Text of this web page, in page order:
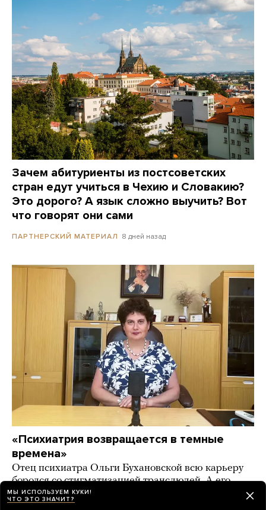
Зачем абитуриенты из постсоветских
стран едут учиться в Чехию и Словакию?
Это дорого? А язык сложно выучить? Вот
что говорят они сами
ПАРТНЕРСКИЙ МАТЕРИАЛ 8 дней назад
«Психиатрия возвращается в темные
времена»
Отец психиатра Ольги Бухановской всю карьеру
боролся со стигматизацией транслюдей. А его
дочь призывает бороться с «эпидемией
трансгендерности» в России
МЫ ИСПОЛЬЗУЕМ КУКИ!
ЧТО ЭТО ЗНАЧИТ?